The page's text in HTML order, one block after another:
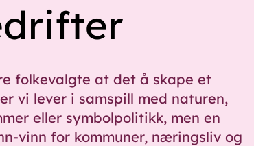
folkevalgte at det å skape et
vi lever i samspill med naturen,
eller symbolpolitikk, men en
vinn for kommuner, næringsliv og